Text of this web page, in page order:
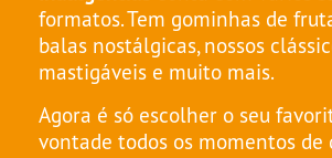
formatos. Tem gominhas de
balas nostálgicas, nossos
mastigáveis e muito mais.
Agora é só escolher o seu
vontade todos os momentos de